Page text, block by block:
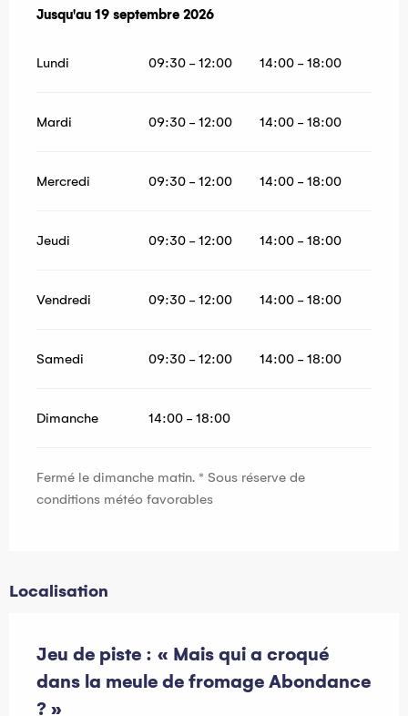
Du7 août 2026au19 septembre 2026
Jusqu'au 19 septembre 2026
Lundi 09:30 - 12:00 14:00 - 18:00
Mardi 09:30 - 12:00 14:00 - 18:00
Mercredi 09:30 - 12:00 14:00 - 18:00
Jeudi 09:30 - 12:00 14:00 - 18:00
Vendredi 09:30 - 12:00 14:00 - 18:00
Samedi 09:30 - 12:00 14:00 - 18:00
Dimanche 14:00 - 18:00
Fermé le dimanche matin. * Sous réserve de
conditions météo favorables
Localisation
Jeu de piste : « Mais qui a croqué
dans la meule de fromage Abondance
? »